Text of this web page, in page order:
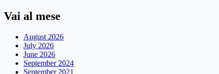
Vai al mese
August 2026
July 2026
June 2026
September 2024
September 2021